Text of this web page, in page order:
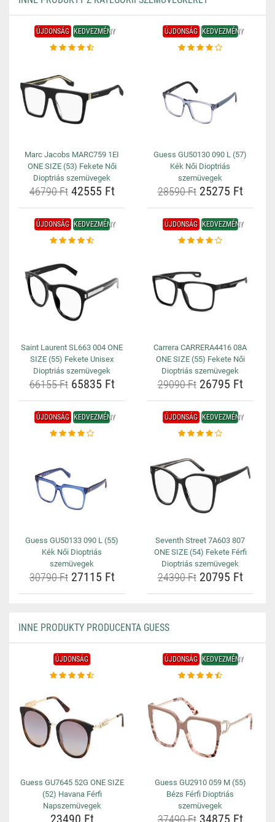
ÚJDONSÁG KEDVEZMÉNY
Marc Jacobs MARC759 1EI
ONE SIZE (53) Fekete Női
Dioptriás szemüvegek
46790 Ft42555 Ft
ÚJDONSÁG KEDVEZMÉNY
Guess GU50130 090 L (57)
Kék Női Dioptriás
szemüvegek
28590 Ft25275 Ft
ÚJDONSÁG KEDVEZMÉNY
Saint Laurent SL663 004 ONE
SIZE (55) Fekete Unisex
Dioptriás szemüvegek
66155 Ft65835 Ft
ÚJDONSÁG KEDVEZMÉNY
Carrera CARRERA4416 08A
ONE SIZE (55) Fekete Női
Dioptriás szemüvegek
29090 Ft26795 Ft
ÚJDONSÁG KEDVEZMÉNY
Guess GU50133 090 L (55)
Kék Női Dioptriás
szemüvegek
30790 Ft27115 Ft
ÚJDONSÁG KEDVEZMÉNY
Seventh Street 7A603 807
ONE SIZE (54) Fekete Férfi
Dioptriás szemüvegek
24390 Ft20795 Ft
INNE PRODUKTY PRODUCENTA GUESS
ÚJDONSÁG
Guess GU7645 52G ONE SIZE
(52) Havana Férfi
Napszemüvegek
23490 Ft
ÚJDONSÁG KEDVEZMÉNY
Guess GU2910 059 M (55)
Bézs Férfi Dioptriás
szemüvegek
37490 Ft34875 Ft